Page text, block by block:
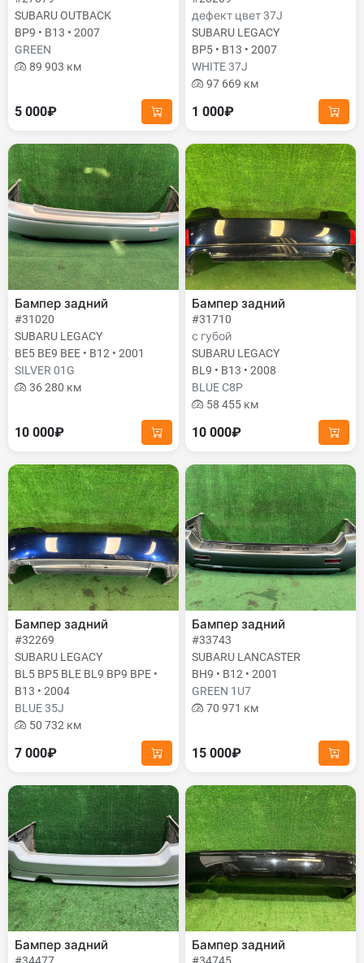
SUBARU OUTBACK
BP9 • B13 • 2007
GREEN
89 903 км
5 000₽
дефект цвет 37J
SUBARU LEGACY
BP5 • B13 • 2007
WHITE 37J
97 669 км
1 000₽
Бампер задний
#31020
SUBARU LEGACY
BE5 BE9 BEE • B12 • 2001
SILVER 01G
36 280 км
10 000₽
Бампер задний
#31710
с губой
SUBARU LEGACY
BL9 • B13 • 2008
BLUE C8P
58 455 км
10 000₽
Бампер задний
#32269
SUBARU LEGACY
BL5 BP5 BLE BL9 BP9 BPE •
B13 • 2004
BLUE 35J
50 732 км
7 000₽
Бампер задний
#33743
SUBARU LANCASTER
BH9 • B12 • 2001
GREEN 1U7
70 971 км
15 000₽
Бампер задний Бампер задний